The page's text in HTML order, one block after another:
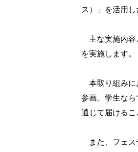
ス）」を活用し
主な実施内容
を実施します。
本取り組みに
参画。学生な
通じて届けるこ
また、フェス